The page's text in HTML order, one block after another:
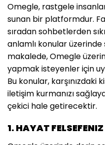
Omegle, rastgele
sunan bir platformdur.
sıradan sohbetlerden
anlamlı konular
makalede, Omegle
yapmak isteyenler için
Bu konular, karşınızdaki
iletişim kurmanızı
çekici hale getirecektir.
1. HAYAT FELSEFENIZ